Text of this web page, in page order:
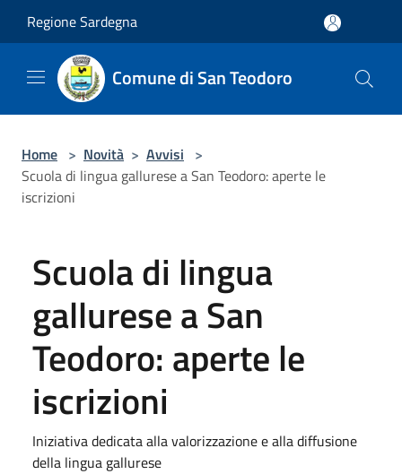
Regione Sardegna
Comune di San Teodoro
Home > Novità > Avvisi >
Scuola di lingua gallurese a San Teodoro: aperte le
iscrizioni
Scuola di lingua
gallurese a San
Teodoro: aperte le
iscrizioni
Iniziativa dedicata alla valorizzazione e alla diffusione
della lingua gallurese